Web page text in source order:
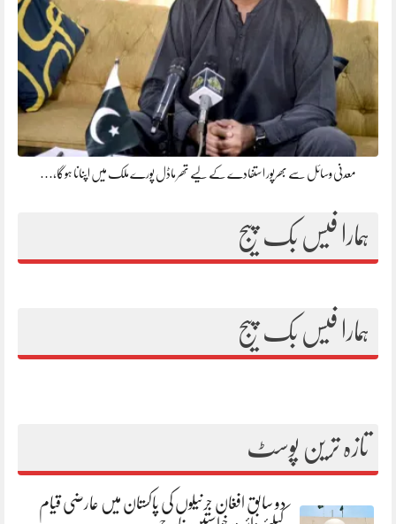
معدنی وسائل سے بھرپور استفادے کے لیے تھر ماڈل پورے ملک میں اپنانا ہوگا،…
ہمارا فیس بک پیج
ہمارا فیس بک پیج
تازہ ترین پوسٹ
دو سابق افغان جرنیلوں کی پاکستان میں عارضی قیام